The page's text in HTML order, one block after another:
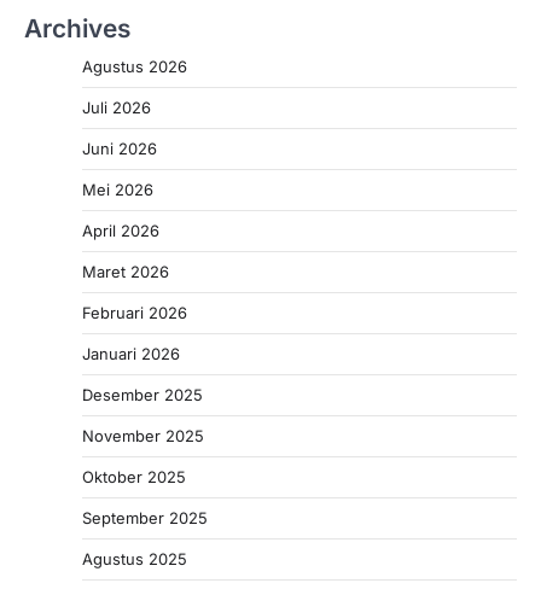
Archives
Agustus 2026
Juli 2026
Juni 2026
Mei 2026
April 2026
Maret 2026
Februari 2026
Januari 2026
Desember 2025
November 2025
Oktober 2025
September 2025
Agustus 2025